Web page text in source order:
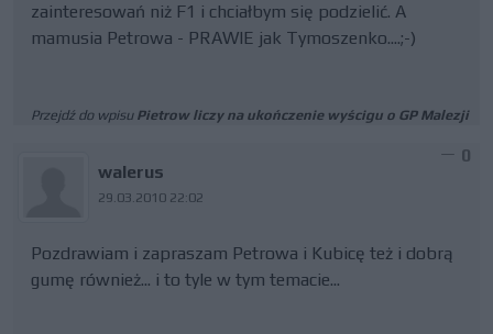
zainteresowań niż F1 i chciałbym się podzielić. A
mamusia Petrowa - PRAWIE jak Tymoszenko....;-)
Przejdź do wpisu Pietrow liczy na ukończenie wyścigu o GP Malezji
walerus
29.03.2010 22:02
0
Pozdrawiam i zapraszam Petrowa i Kubicę też i dobrą
gumę również... i to tyle w tym temacie...